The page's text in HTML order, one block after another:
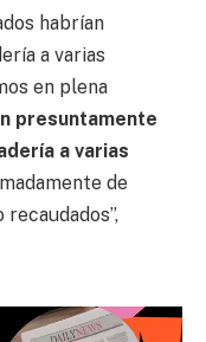
habrían
a varias
en plena
presuntamente
a varias
de